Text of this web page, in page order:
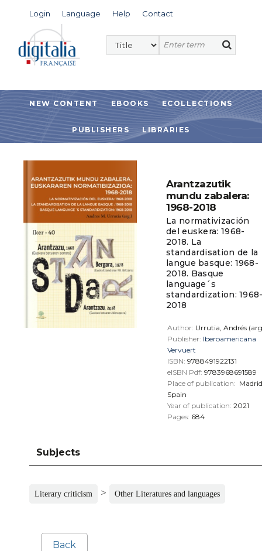
Login Language Help Contact
NEW CONTENT EBOOKS ECOLLECTIONS
PUBLISHERS LIBRARIES
Arantzazutik
mundu zabalera:
1968-2018
La normativización
del euskera: 1968-
2018. La
standardisation de la
langue basque: 1968-
2018. Basque
language´s
standardization:
2018
Author: Urrutia, Andrés
Publisher: Iberoamericana
Vervuert
ISBN: 9788491922131
eISBN Pdf: 9783968691589
Place of publication: Madrid
Spain
Year of publication: 2021
Pages: 684
Subjects
Literary criticism > Other Literatures and languages
Back